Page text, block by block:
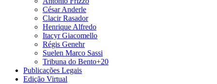
César Anderle
Clacir Rasador
Henrique Alfredo
Itacyr Giacomello
Régis Genehr
Suelen Marco Sassi
Tribuna do Bento+20
Publicações Legais
Edição Virtual